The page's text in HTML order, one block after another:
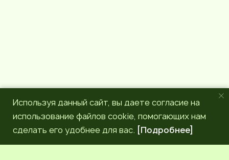
Используя данный сайт, вы даете согласие на
использование файлов cookie, помогающих нам
сделать его удобнее для вас. [Подробнее]